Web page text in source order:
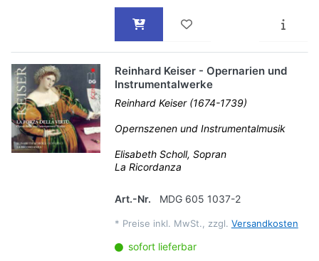
Reinhard Keiser - Opernarien und
Instrumentalwerke
Reinhard Keiser (1674-1739)
Opernszenen und Instrumentalmusik
Elisabeth Scholl, Sopran
La Ricordanza
Art.-Nr. MDG 605 1037-2
* Preise inkl. MwSt., zzgl. Versandkosten
sofort lieferbar